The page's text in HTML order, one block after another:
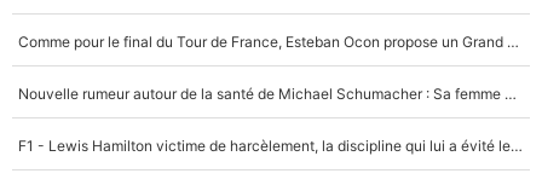
Comme pour le final du Tour de France, Esteban Ocon propose un Grand Prix de Formule 1 à Paris : «Autour de l’Arc de Triomphe, ce serait génial» !
Nouvelle rumeur autour de la santé de Michael Schumacher : Sa femme Corinna sort du silence
F1 - Lewis Hamilton victime de harcèlement, la discipline qui lui a évité le pire : «J'aurais probablement mal tourné»